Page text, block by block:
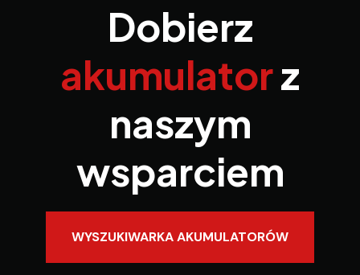
Dobierz
akumulatorz
naszym
wsparciem
WYSZUKIWARKA AKUMULATORÓW